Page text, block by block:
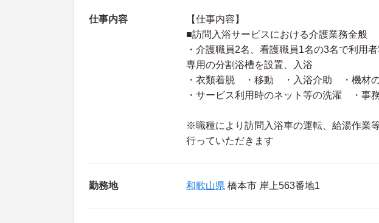
仕事内容
【仕事内容】
■訪問入浴サービスにおける介護業務全般
・介護職員2名、看護職員1名の3名で利用
専用の分割浴槽を設置、入浴
・衣類着脱 ・移動 ・入浴介助 ・機材
・サービス利用時のネット等の洗濯 ・事
※職種により訪問入浴車の運転、給湯作業
行っていただきます
勤務地 和歌山県 橋本市 岸上563番地1